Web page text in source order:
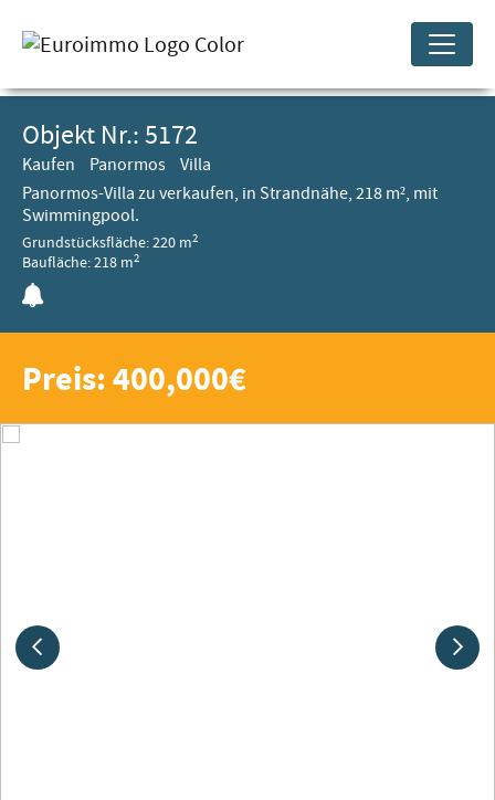
Objekt Nr.: 5172
Kaufen Panormos
Villa
Panormos-Villa zu verkaufen, in Strandnähe, 218 m², mit
Swimmingpool.
Grundstücksfläche: 220 m2
Baufläche: 218 m2
Preis: 400,000€